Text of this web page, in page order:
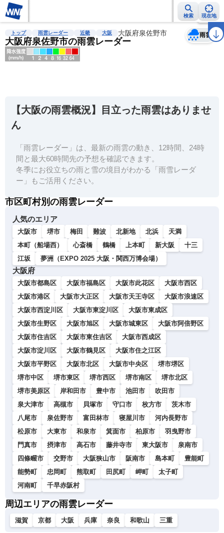
検索 現在地
雨雲レーダー 台風情報 地震情報 警報・注意報 2週間天気 ラ
トップ 雨雲レーダー 近畿 大阪 大阪府泉佐野市
大阪府泉佐野市の雨雲レーダー
雨雲
天気 台風
【大阪の雨雲概況】目立った雨雲はありませ
ん
「雨雲レーダー」は、最新の雨雲の動き、12時間、24時
間と最大60時間先の予想を確認できます。
冬季にお役立ちの雨と雪の境目がわかる「雨雪レーダ
ー」もご活用ください。
市区町村別の雨雲レーダー
人気のエリア
大阪市 堺市 梅田 難波 北新地 北浜
天満
本町（船場西）
心斎橋 鶴橋 上本町 新大阪
十三
江坂
夢洲（EXPO 2025 大阪・関西万博会場）
大阪府
大阪市都島区 大阪市福島区 大阪市此花区
大阪市西区
大阪市港区
大阪市大正区 大阪市天王寺区
大阪市浪速区
大阪市西淀川区
大阪市東淀川区
大阪市東成区
大阪市生野区
大阪市旭区 大阪市城東区
大阪市阿倍野区
大阪市住吉区
大阪市東住吉区
大阪市西成区
大阪市淀川区
大阪市鶴見区
大阪市住之江区
大阪市平野区
大阪市北区 大阪市中央区
堺市堺区
堺市中区
堺市東区 堺市西区 堺市南区
堺市北区
堺市美原区
岸和田市 豊中市 池田市
吹田市
泉大津市
高槻市 貝塚市 守口市 枚方市
茨木市
八尾市
泉佐野市 富田林市 寝屋川市
河内長野市
松原市
大東市 和泉市 箕面市 柏原市
羽曳野市
門真市
摂津市 高石市 藤井寺市 東大阪市
泉南市
四條畷市
交野市 大阪狭山市 阪南市 島本町
豊能町
能勢町
忠岡町 熊取町 田尻町 岬町
太子町
河南町
千早赤阪村
周辺エリアの雨雲レーダー
滋賀 京都 大阪 兵庫 奈良 和歌山 三重